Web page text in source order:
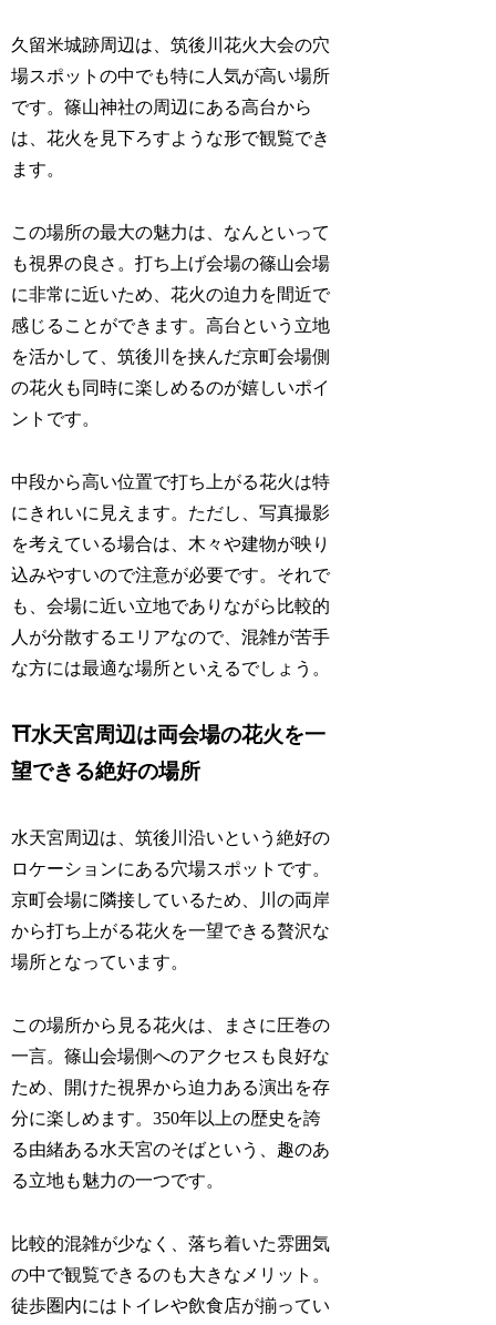
久留米城跡周辺は、筑後川花火大会の穴
場スポットの中でも特に人気が高い場所
です。篠山神社の周辺にある高台から
は、花火を見下ろすような形で観覧でき
ます。
この場所の最大の魅力は、なんといって
も視界の良さ。打ち上げ会場の篠山会場
に非常に近いため、花火の迫力を間近で
感じることができます。高台という立地
を活かして、筑後川を挟んだ京町会場側
の花火も同時に楽しめるのが嬉しいポイ
ントです。
中段から高い位置で打ち上がる花火は特
にきれいに見えます。ただし、写真撮影
を考えている場合は、木々や建物が映り
込みやすいので注意が必要です。それで
も、会場に近い立地でありながら比較的
人が分散するエリアなので、混雑が苦手
な方には最適な場所といえるでしょう。
⛩️水天宮周辺は両会場の花火を一
望できる絶好の場所
水天宮周辺は、筑後川沿いという絶好の
ロケーションにある穴場スポットです。
京町会場に隣接しているため、川の両岸
から打ち上がる花火を一望できる贅沢な
場所となっています。
この場所から見る花火は、まさに圧巻の
一言。篠山会場側へのアクセスも良好な
ため、開けた視界から迫力ある演出を存
分に楽しめます。350年以上の歴史を誇
る由緒ある水天宮のそばという、趣のあ
る立地も魅力の一つです。
比較的混雑が少なく、落ち着いた雰囲気
の中で観覧できるのも大きなメリット。
徒歩圏内にはトイレや飲食店が揃ってい